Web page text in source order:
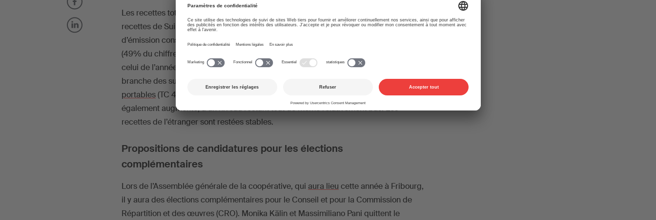
Les recettes totales 2014 de SUISA sont de CHF 151,6 mio. (2013: CHF 145 mio.). Les
recettes de Suisse ont atteint un nouveau niveau record (CHF 130,3 mio.). Les droits
d’émission constituent depuis des années la source de revenus la plus importante
(49% du chiffre d’affaires). Les droits d’exécution s’établissent à un niveau inférieur à
celui de l’année précédente, et les droits de reproduction reflètent le recul subi par la
branche des supports sonores. Grâce à
l’accord concernant le tarif pour téléphones
portables(TC 4e), les droits à rémunération ont augmenté. Les affaires en ligne ont
également augmenté, à un niveau restant tout de même relativement bas. Les
recettes de l’étranger sont restées stables.
Propositions de candidatures pour les élections
complémentaires
Lors de l’Assemblée générale de la coopérative, qui aura lieu cette année à Fribourg,
il y aura des élections complémentaires pour le Conseil et pour la Commission de
Répartition et des œuvres (CRO). Monika Kälin et Massimiliano Pani quittent le